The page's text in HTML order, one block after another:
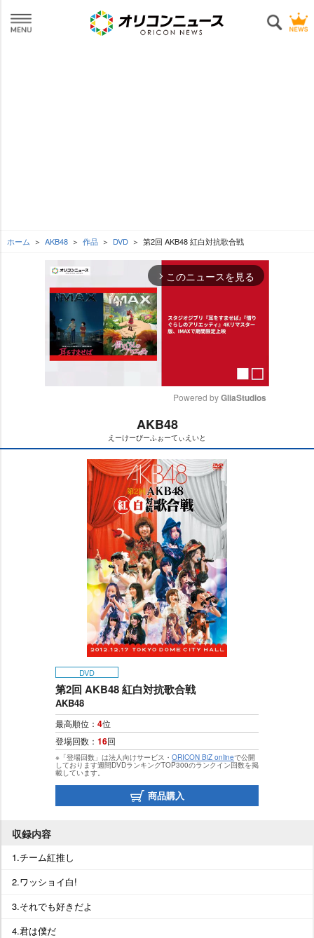
ホーム AKB48 作品 DVD 第2回 AKB48 紅白対抗歌合戦
arrow_forward_ios このニュースを見る
t
e
Powered by GliaStudios
AKB48
えーけーびーふぉーてぃえいと
DVD
第2回 AKB48 紅白対抗歌合戦
AKB48
最高順位： 4位
登場回数： 16回
※「登場回数」は法人向けサービス・ ORICON BiZ onlineで公開
しております週間DVDランキングTOP300のランクイン回数を掲
載しています。
商品購入
収録内容
1.チーム紅推し
2.ワッショイ白!
3.それでも好きだよ
4.君は僕だ